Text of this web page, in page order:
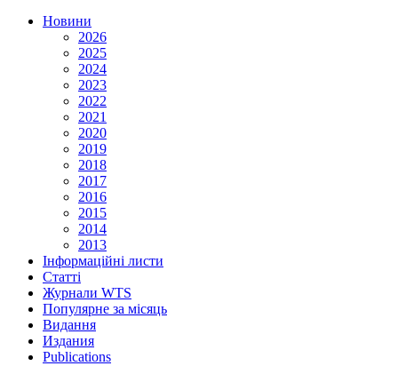
Новини
2026
2025
2024
2023
2022
2021
2020
2019
2018
2017
2016
2015
2014
2013
Інформаційні листи
Статті
Журнали WTS
Популярне за місяць
Видання
Издания
Publications